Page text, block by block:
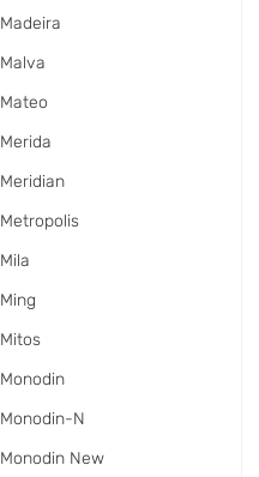
Madeira
Malva
Mateo
Merida
Meridian
Metropolis
Mila
Ming
Mitos
Monodin
Monodin-N
Monodin New